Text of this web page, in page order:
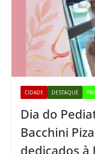
CIDADE DESTAQUE
Dia do
Bacchini
dedicados à